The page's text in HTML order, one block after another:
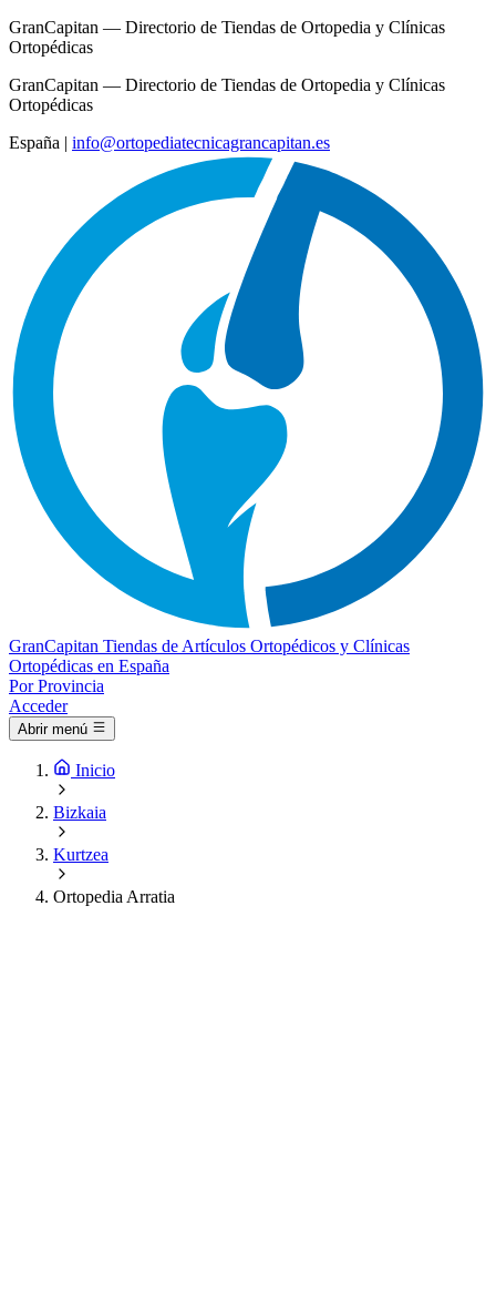
GranCapitan — Directorio de Tiendas de Ortopedia y Clínicas
Ortopédicas
GranCapitan — Directorio de Tiendas de Ortopedia y Clínicas
Ortopédicas
España | info@ortopediatecnicagrancapitan.es
GranCapitan Tiendas de Artículos Ortopédicos y Clínicas
Ortopédicas en España
Por Provincia
Acceder
Abrir menú
Inicio
Bizkaia
Kurtzea
Ortopedia Arratia